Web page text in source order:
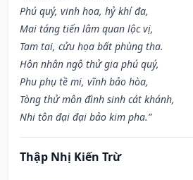
Phú quý, vinh hoa, hỷ khí đa,
Mai táng tiến lâm quan lộc vị,
Tam tai, cửu họa bất phùng tha.
Hôn nhân ngộ thử gia phú quý,
Phu phụ tề mi, vĩnh bảo hòa,
Tòng thử môn đình sinh cát khánh,
Nhi tôn đại đại bảo kim pha.”
Thập Nhị Kiến Trừ